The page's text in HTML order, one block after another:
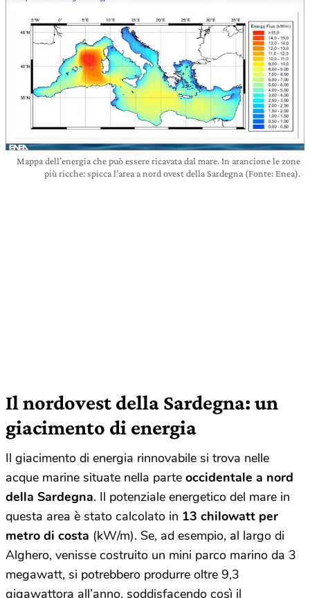
Mappa dell’energia che può essere ricavata dal mare. In arancione le zone
più ricche: spicca l’area a nord ovest della Sardegna (Fonte: Enea).
Il nordovest della Sardegna: un
giacimento di energia
Il giacimento di energia rinnovabile si trova nelle
acque marine situate nella parte occidentale a nord
della Sardegna. Il potenziale energetico del mare in
questa area è stato calcolato in 13 chilowatt per
metro di costa (kW/m). Se, ad esempio, al largo di
Alghero, venisse costruito un mini parco marino da 3
megawatt, si potrebbero produrre oltre 9,3
gigawattora all’anno, soddisfacendo così il